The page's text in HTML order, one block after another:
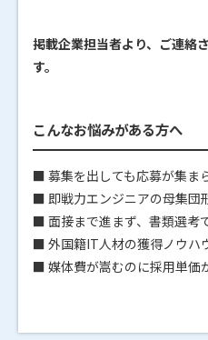
掲載企業担当者より、ご連絡
す。
こんなお悩みがある方へ
■ 募集を出しても応募が集ま
■ 即戦力エンジニアの母集団
■ 面接まで進まず、書類選考
■ 外国籍IT人材の獲得ノウハ
■ 媒体費が嵩むのに採用単価